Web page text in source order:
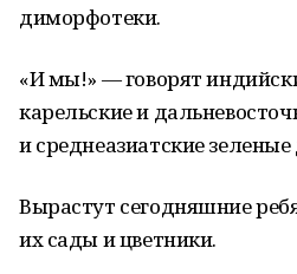
диморфотеки.
«И мы!» — говорят
карельские и
и среднеазиатские
Вырастут сегодняшние
их сады и цветники.